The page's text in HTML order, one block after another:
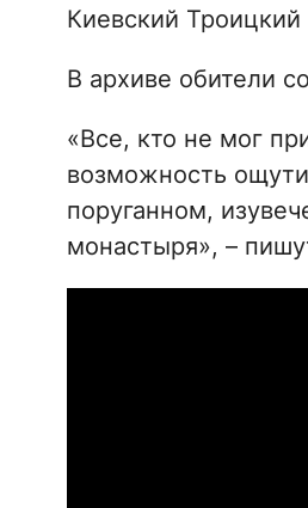
Киевский
В архиве обители
«Все, кто не мог
возможность
поруганном,
монастыря», –